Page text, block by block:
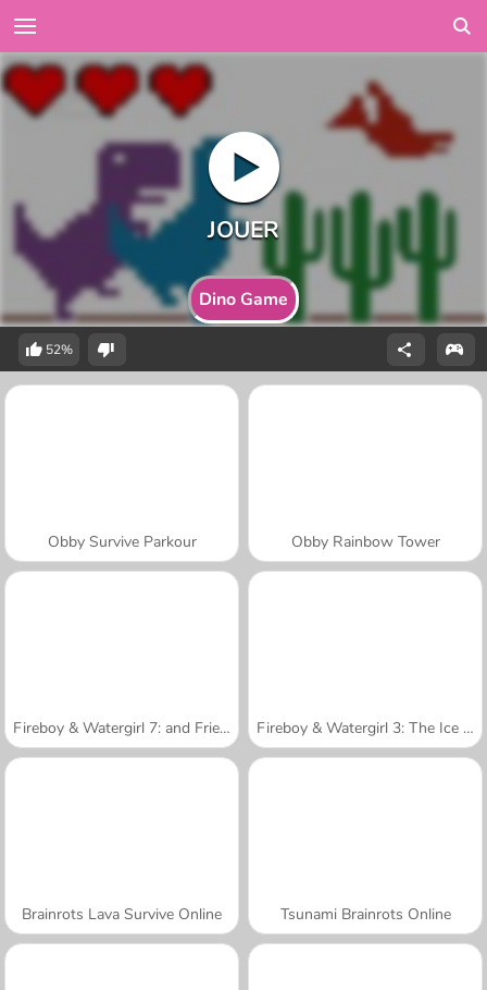
Dino Game
52%
Obby Survive Parkour Obby Rainbow Tower
Fireboy & Watergirl 7: and Friends Fireboy & Watergirl 3: The Ice Temple
Brainrots Lava Survive Online Tsunami Brainrots Online